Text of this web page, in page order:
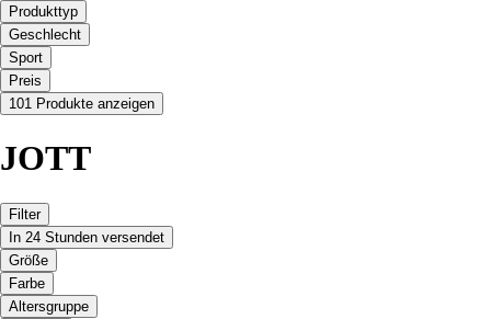
Produkttyp
Geschlecht
Sport
Preis
101 Produkte anzeigen
JOTT
Filter
In 24 Stunden versendet
Größe
Farbe
Altersgruppe